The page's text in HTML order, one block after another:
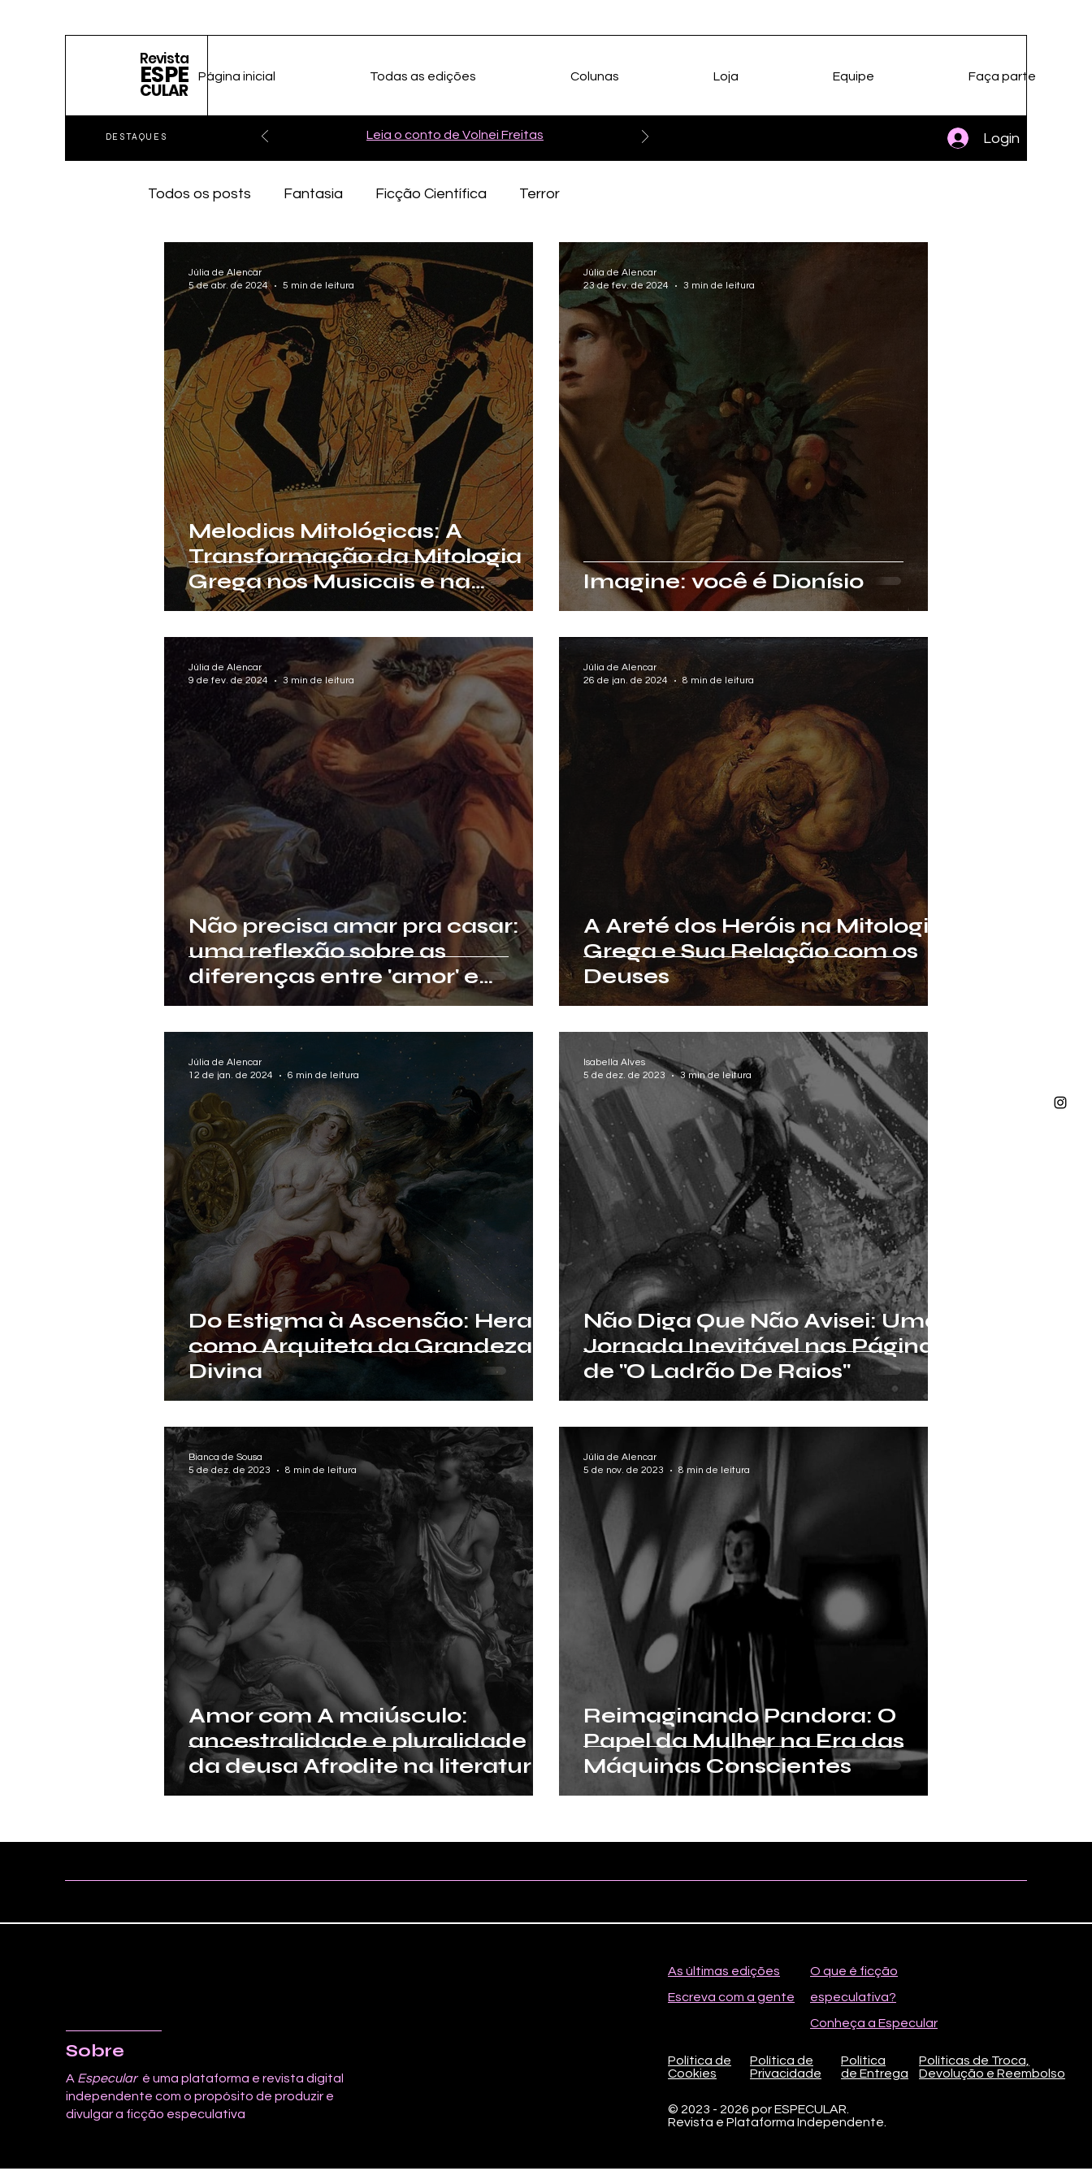
Revista
ESPE
CULAR
DESTAQUES Leia o conto de Volnei Freitas Login
Página inicial Todas as edições Colunas Loja Equipe Faça parte
Todos os posts Fantasia Ficção Científica Terror
Melodias Mitológicas: A
Transformação da Mitologia
Grega nos Musicais e na
Cultura Pop
Júlia de Alencar
5 de abr. de 2024
5 min de leitura
Imagine: você é Dionísio
Júlia de Alencar
23 de fev. de 2024
3 min de leitura
Não precisa amar pra casar:
uma reflexão sobre as
diferenças entre 'amor' e
casamento na Grécia Antiga
Júlia de Alencar
9 de fev. de 2024
3 min de leitura
A Areté dos Heróis na Mitologia
Grega e Sua Relação com os
Deuses
Júlia de Alencar
26 de jan. de 2024
8 min de leitura
Do Estigma à Ascensão: Hera
como Arquiteta da Grandeza
Divina
Júlia de Alencar
12 de jan. de 2024
6 min de leitura
Não Diga Que Não Avisei: Uma
Jornada Inevitável nas Páginas
de "O Ladrão De Raios"
Isabella Alves
5 de dez. de 2023
3 min de leitura
Amor com A maiúsculo:
ancestralidade e pluralidade
da deusa Afrodite na literatura
antiga
Bianca de Sousa
5 de dez. de 2023
8 min de leitura
Reimaginando Pandora: O
Papel da Mulher na Era das
Máquinas Conscientes
Júlia de Alencar
5 de nov. de 2023
8 min de leitura
Sobre
A Especular é uma plataforma e revista digital
independente com o propósito de produzir e
divulgar a ficção especulativa
As últimas edições
Escreva com a gente
O que é ficção
especulativa?
Conheça a Especular
Política de
Cookies
Política de
Privacidade
Política
de Entrega
Políticas de Troca,
Devolução e Reembolso
© 2023 - 2026 por ESPECULAR.
Revista e Plataforma Independente.